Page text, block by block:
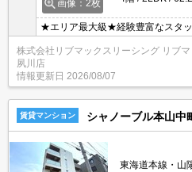
画像：2枚
★エリア最大級★経験豊富なスタッ
望がありましたらお申し付けくだ
能！オンライン内覧・オンライン
問題ありません♪弊社ではネットに
可能になりますので気になる物件
株式会社リブマックスリーシング リブマ
夙川店
情報更新日 2026/08/07
賃貸マンション シャノーブル本山中
東海道本線・山